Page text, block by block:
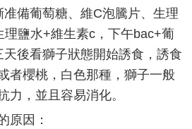
備葡萄糖、維C泡騰片、生理
理鹽水+維生素c，下午bac+葡
後看獅子狀態開始誘食，誘食
者櫻桃，白色那種，獅子一般
力，並且容易消化。
因：